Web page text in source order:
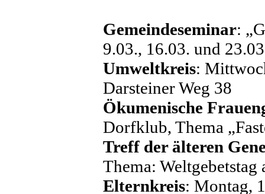
Gemeindeseminar:
9.03., 16.03. und
Umweltkreis:
Darsteiner Weg 38
Ökumenische
Dorfklub, Thema
Treff der älteren
Thema: Weltgebetstag
Elternkreis: Montag,